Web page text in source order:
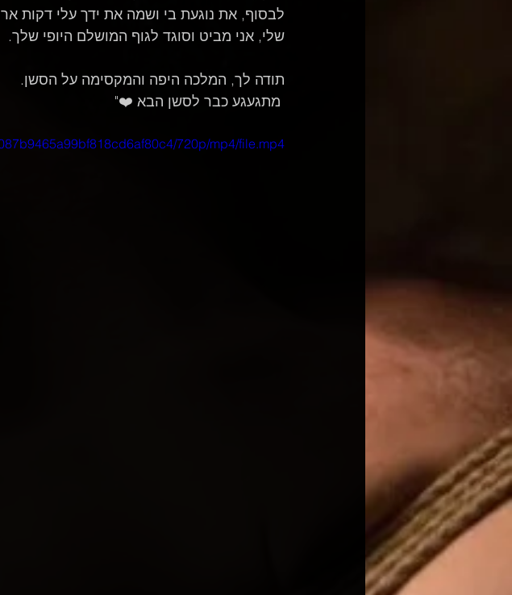
לבסוף, את נוגעת בי ושמה את ידך עלי דקות
שלי, אני מביט וסוגד לגוף המושלם היופי שלך.
תודה לך, המלכה היפה והמקסימה על הסשן.
720p/mp4/file.mp4